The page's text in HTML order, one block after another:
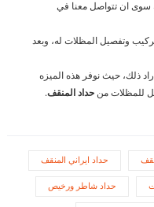
سوى ان تتواصل معنا في
وتفصيل المظلات له، وبعد
ذلك، حيث نوفر هذه الميزه
للمظلات من حداد المنقف.
حداد ايراني المنقف
حداد شاطر ورخيص